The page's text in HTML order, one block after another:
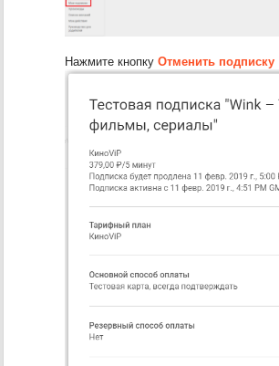
Нажмите кнопку Отменить подписку